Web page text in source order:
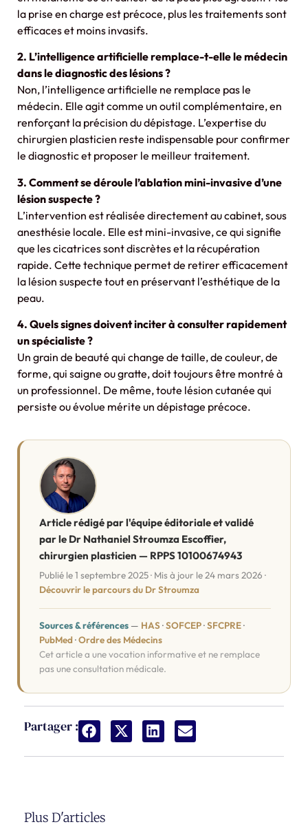
la prise en charge est précoce, plus les traitements sont
efficaces et moins invasifs.
2. L’intelligence artificielle remplace-t-elle le médecin
dans le diagnostic des lésions ?
Non, l’intelligence artificielle ne remplace pas le
médecin. Elle agit comme un outil complémentaire, en
renforçant la précision du dépistage. L’expertise du
chirurgien plasticien reste indispensable pour confirmer
le diagnostic et proposer le meilleur traitement.
3. Comment se déroule l’ablation mini-invasive d’une
lésion suspecte ?
L’intervention est réalisée directement au cabinet, sous
anesthésie locale. Elle est mini-invasive, ce qui signifie
que les cicatrices sont discrètes et la récupération
rapide. Cette technique permet de retirer efficacement
la lésion suspecte tout en préservant l’esthétique de la
peau.
4. Quels signes doivent inciter à consulter rapidement
un spécialiste ?
Un grain de beauté qui change de taille, de couleur, de
forme, qui saigne ou gratte, doit toujours être montré à
un professionnel. De même, toute lésion cutanée qui
persiste ou évolue mérite un dépistage précoce.
Article rédigé par l'équipe éditoriale et validé
par le Dr Nathaniel Stroumza Escoffier,
chirurgien plasticien — RPPS 10100674943
Publié le 1 septembre 2025 · Mis à jour le 24 mars 2026 ·
Découvrir le parcours du Dr Stroumza
Sources & références — HAS ·SOFCEP·SFCPRE·
PubMed·Ordre des Médecins
Cet article a une vocation informative et ne remplace
pas une consultation médicale.
Partager :
Plus D'articles